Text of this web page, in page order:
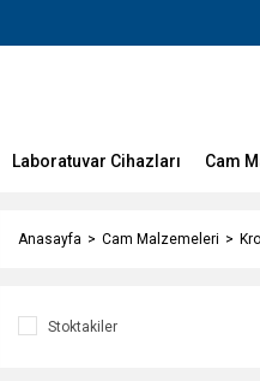
Laboratuvar Cihazları Cam
Anasayfa Cam Malzemeleri
Stoktakiler